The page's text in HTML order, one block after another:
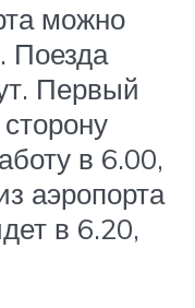
можно
Поезда
Первый
в 6.00,
аэропорта
в 6.20,